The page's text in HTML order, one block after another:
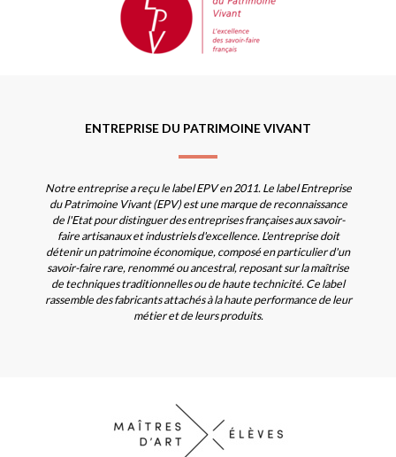
ENTREPRISE DU PATRIMOINE VIVANT
Notre entreprise a reçu le label EPV en 2011. Le label Entreprise
du Patrimoine Vivant (EPV) est une marque de reconnaissance
de l'Etat pour distinguer des entreprises françaises aux savoir-
faire artisanaux et industriels d'excellence. L'entreprise doit
détenir un patrimoine économique, composé en particulier d'un
savoir-faire rare, renommé ou ancestral, reposant sur la maîtrise
de techniques traditionnelles ou de haute technicité. Ce label
rassemble des fabricants attachés à la haute performance de leur
métier et de leurs produits.